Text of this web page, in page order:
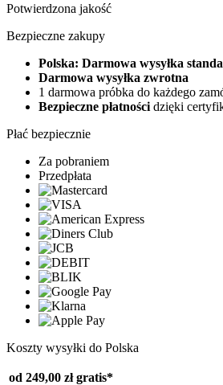
Potwierdzona jakość
Bezpieczne zakupy
Polska: Darmowa wysyłka
Darmowa wysyłka zwrotna
1 darmowa próbka do każdego
Bezpieczne płatności dzięki
Płać bezpiecznie
Za pobraniem
Przedpłata
Koszty wysyłki do Polska
od 249,00 zł gratis*